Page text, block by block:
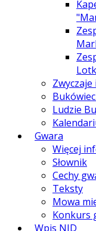
Ludzie
Gwara
Więcej
Słownik
Cechy
Teksty
Mowa
Konkurs
Wpis NID